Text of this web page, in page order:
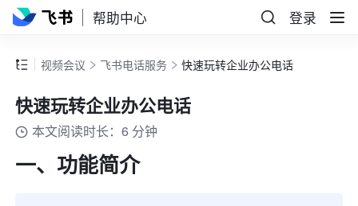
帮助中心 登录
视频会议 飞书电话服务 快速玩转企业办公电话
快速玩转企业办公电话
本文阅读时长：6 分钟
一、功能简介